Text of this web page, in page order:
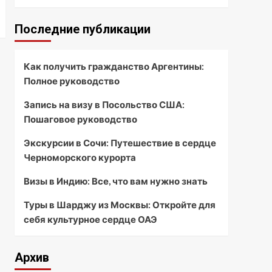
Последние публикации
Как получить гражданство Аргентины:
Полное руководство
Запись на визу в Посольство США:
Пошаговое руководство
Экскурсии в Сочи: Путешествие в сердце
Черноморского курорта
Визы в Индию: Все, что вам нужно знать
Туры в Шарджу из Москвы: Откройте для
себя культурное сердце ОАЭ
Архив